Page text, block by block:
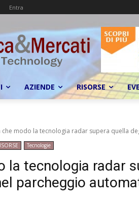
Entra
AZIENDE RISORSE
che modo la tecnologia radar supera quella
Tecnologie
la tecnologia radar
parcheggio